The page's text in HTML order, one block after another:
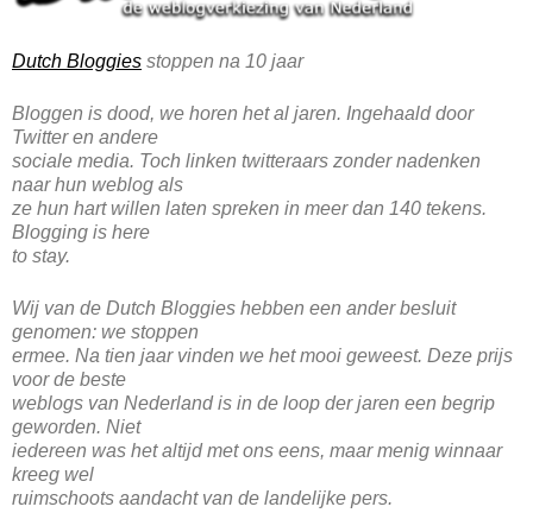
Dutch Bloggies stoppen na 10 jaar
Bloggen is dood, we horen het al jaren. Ingehaald door
Twitter en andere
sociale media. Toch linken twitteraars zonder nadenken
naar hun weblog als
ze hun hart willen laten spreken in meer dan 140 tekens.
Blogging is here
to stay.
Wij van de Dutch Bloggies hebben een ander besluit
genomen: we stoppen
ermee. Na tien jaar vinden we het mooi geweest. Deze prijs
voor de beste
weblogs van Nederland is in de loop der jaren een begrip
geworden. Niet
iedereen was het altijd met ons eens, maar menig winnaar
kreeg wel
ruimschoots aandacht van de landelijke pers.